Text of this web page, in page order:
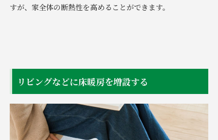
すが、家全体の断熱性を高めることができます。
リビングなどに床暖房を増設する